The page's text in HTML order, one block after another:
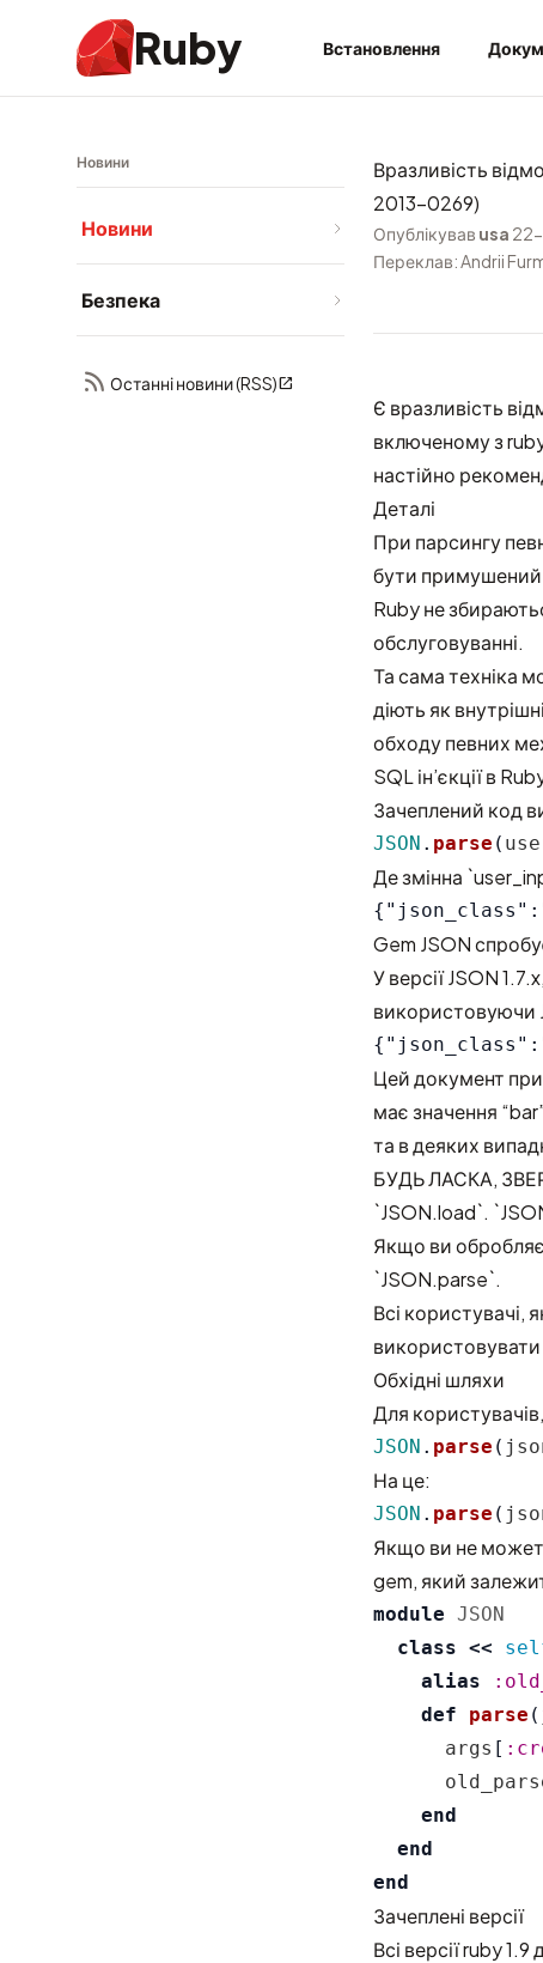
Ruby Встановлення
Новини
Новини
Безпека
Останні новини (RSS)
Вразливість
2013-0269)
Опублікував usa
Переклав: Andrii
Є вразливість
включеному з
настійно
Деталі
При парсингу
бути примушений
Ruby не
обслуговуванні.
Та сама техніка
діють як
обходу певних
SQL ін’єкції в
Зачеплений код
JSON . parse (
Де змінна
Gem JSON
У версії JSON
використовуючи
Цей документ
має значення
та в деяких
БУДЬ ЛАСКА,
`JSON.load`.
Якщо ви
`JSON.parse`.
Всі користувачі,
використовувати
Обхідні шляхи
Для
JSON . parse (
На це:
JSON . parse (
Якщо ви не
gem, який
module JSON
class <<
alias
def
parse (
args [
end
end
end
Зачеплені версії
Всі версії ruby